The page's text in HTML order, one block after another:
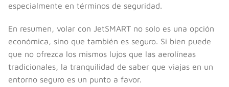
especialmente en términos de seguridad.
En resumen, volar con JetSMART no solo es una opción
económica, sino que también es seguro. Si bien puede
que no ofrezca los mismos lujos que las aerolíneas
tradicionales, la tranquilidad de saber que viajas en un
entorno seguro es un punto a favor.